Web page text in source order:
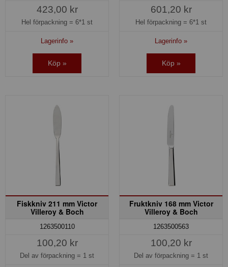
423,00 kr
Hel förpackning = 6*1 st
Lagerinfo »
Köp »
601,20 kr
Hel förpackning = 6*1 st
Lagerinfo »
Köp »
Fiskkniv 211 mm Victor
Villeroy & Boch
1263500110
100,20 kr
Del av förpackning = 1 st
Fruktkniv 168 mm Victor
Villeroy & Boch
1263500563
100,20 kr
Del av förpackning = 1 st